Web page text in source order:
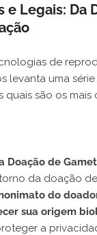
e Legais: Da
de
levanta uma
quais são os
Doação de
da doação
do
sua origem
a